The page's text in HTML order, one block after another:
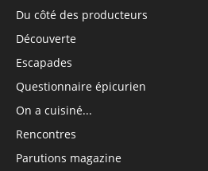
Du côté des producteurs
Découverte
Escapades
Questionnaire épicurien
On a cuisiné...
Rencontres
Parutions magazine